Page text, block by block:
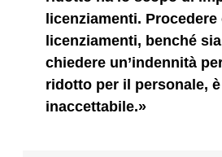
licenziamenti. Procedere
licenziamenti, benché
chiedere un’indennità
ridotto per il personale, è
inaccettabile.»